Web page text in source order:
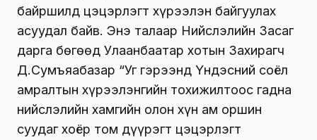
байршилд цэцэрлэгт хүрээлэн байгуулах
асуудал байв. Энэ талаар Нийслэлийн Засаг
дарга бөгөөд Улаанбаатар хотын Захирагч
Д.Сумъяабазар “Уг гэрээнд Үндэсний соёл
амралтын хүрээлэнгийн тохижилтоос гадна
нийслэлийн хамгийн олон хүн ам оршин
суудаг хоёр том дүүрэгт цэцэрлэгт